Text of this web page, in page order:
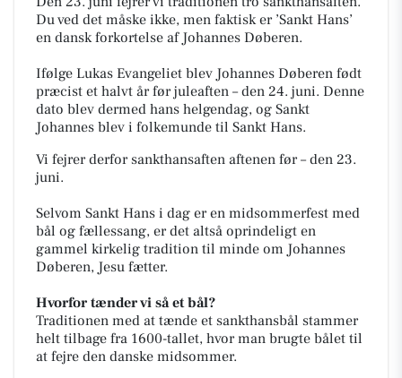
Du ved det måske ikke, men faktisk er ’Sankt Hans’
en dansk forkortelse af Johannes Døberen.
Ifølge Lukas Evangeliet blev Johannes Døberen født
præcist et halvt år før juleaften – den 24. juni. Denne
dato blev dermed hans helgendag, og Sankt
Johannes blev i folkemunde til Sankt Hans.
Vi fejrer derfor sankthansaften aftenen før – den 23.
juni.
Selvom Sankt Hans i dag er en midsommerfest med
bål og fællessang, er det altså oprindeligt en
gammel kirkelig tradition til minde om Johannes
Døberen, Jesu fætter.
Hvorfor tænder vi så et bål?
Traditionen med at tænde et sankthansbål stammer
helt tilbage fra 1600-tallet, hvor man brugte bålet til
at fejre den danske midsommer.